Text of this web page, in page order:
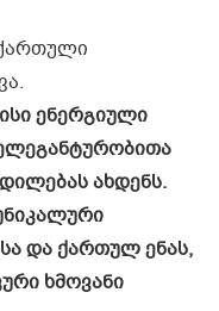
ენერგიული
ახდენს.
და ქართულ ენას,
ხმოვანი